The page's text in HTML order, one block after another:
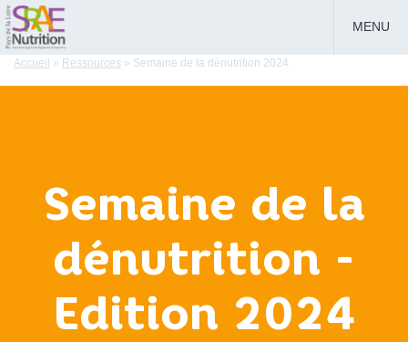
MENU
Accueil » Ressources » Semaine de la dénutrition 2024
Semaine de la
dénutrition -
Edition 2024